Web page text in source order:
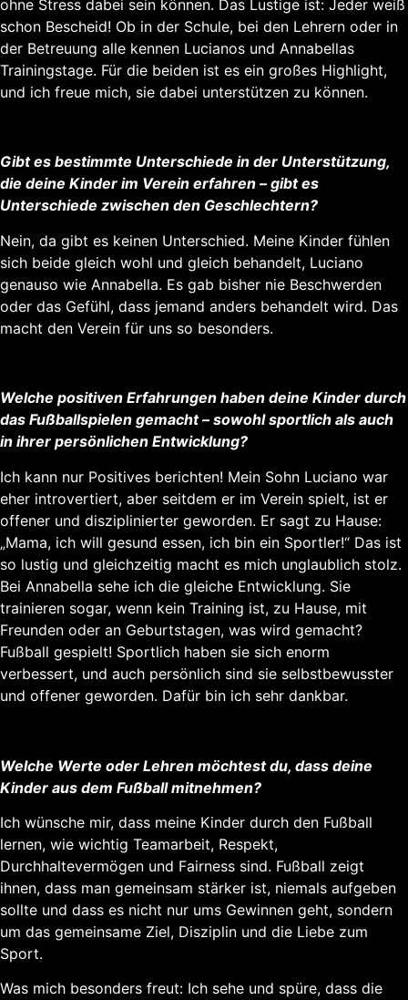
ohne Stress dabei sein können. Das Lustige ist: Jeder weiß
schon Bescheid! Ob in der Schule, bei den Lehrern oder in
der Betreuung alle kennen Lucianos und Annabellas
Trainingstage. Für die beiden ist es ein großes Highlight,
und ich freue mich, sie dabei unterstützen zu können.
Gibt es bestimmte Unterschiede in der Unterstützung,
die deine Kinder im Verein erfahren – gibt es
Unterschiede zwischen den Geschlechtern?
Nein, da gibt es keinen Unterschied. Meine Kinder fühlen
sich beide gleich wohl und gleich behandelt, Luciano
genauso wie Annabella. Es gab bisher nie Beschwerden
oder das Gefühl, dass jemand anders behandelt wird. Das
macht den Verein für uns so besonders.
Welche positiven Erfahrungen haben deine Kinder durch
das Fußballspielen gemacht – sowohl sportlich als auch
in ihrer persönlichen Entwicklung?
Ich kann nur Positives berichten! Mein Sohn Luciano war
eher introvertiert, aber seitdem er im Verein spielt, ist er
offener und disziplinierter geworden. Er sagt zu Hause:
„Mama, ich will gesund essen, ich bin ein Sportler!“ Das ist
so lustig und gleichzeitig macht es mich unglaublich stolz.
Bei Annabella sehe ich die gleiche Entwicklung. Sie
trainieren sogar, wenn kein Training ist, zu Hause, mit
Freunden oder an Geburtstagen, was wird gemacht?
Fußball gespielt! Sportlich haben sie sich enorm
verbessert, und auch persönlich sind sie selbstbewusster
und offener geworden. Dafür bin ich sehr dankbar.
Welche Werte oder Lehren möchtest du, dass deine
Kinder aus dem Fußball mitnehmen?
Ich wünsche mir, dass meine Kinder durch den Fußball
lernen, wie wichtig Teamarbeit, Respekt,
Durchhaltevermögen und Fairness sind. Fußball zeigt
ihnen, dass man gemeinsam stärker ist, niemals aufgeben
sollte und dass es nicht nur ums Gewinnen geht, sondern
um das gemeinsame Ziel, Disziplin und die Liebe zum
Sport.
Was mich besonders freut: Ich sehe und spüre, dass die